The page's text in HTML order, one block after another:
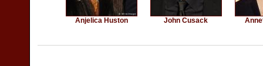
Anjelica Huston John Cusack